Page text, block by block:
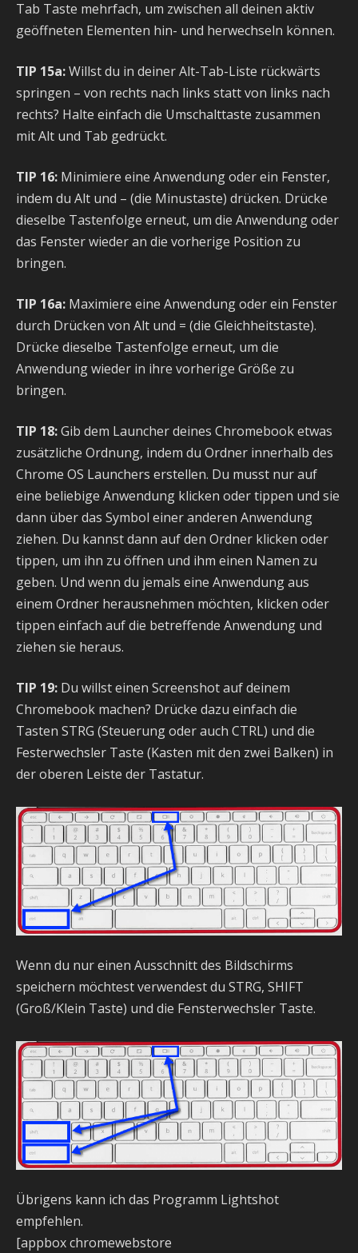
Tab Taste mehrfach, um zwischen all deinen aktiv
geöffneten Elementen hin- und herwechseln können.
TIP 15a:Willst du in deiner Alt-Tab-Liste rückwärts
springen – von rechts nach links statt von links nach
rechts? Halte einfach die Umschalttaste zusammen
mit Alt und Tab gedrückt.
TIP 16: Minimiere eine Anwendung oder ein Fenster,
indem du Alt und – (die Minustaste) drücken. Drücke
dieselbe Tastenfolge erneut, um die Anwendung oder
das Fenster wieder an die vorherige Position zu
bringen.
TIP 16a: Maximiere eine Anwendung oder ein Fenster
durch Drücken von Alt und = (die Gleichheitstaste).
Drücke dieselbe Tastenfolge erneut, um die
Anwendung wieder in ihre vorherige Größe zu
bringen.
TIP 18:Gib dem Launcher deines Chromebook etwas
zusätzliche Ordnung, indem du Ordner innerhalb des
Chrome OS Launchers erstellen. Du musst nur auf
eine beliebige Anwendung klicken oder tippen und sie
dann über das Symbol einer anderen Anwendung
ziehen. Du kannst dann auf den Ordner klicken oder
tippen, um ihn zu öffnen und ihm einen Namen zu
geben. Und wenn du jemals eine Anwendung aus
einem Ordner herausnehmen möchten, klicken oder
tippen einfach auf die betreffende Anwendung und
ziehen sie heraus.
TIP 19: Du willst einen Screenshot auf deinem
Chromebook machen? Drücke dazu einfach die
Tasten STRG (Steuerung oder auch CTRL) und die
Festerwechsler Taste (Kasten mit den zwei Balken) in
der oberen Leiste der Tastatur.
Wenn du nur einen Ausschnitt des Bildschirms
speichern möchtest verwendest du STRG, SHIFT
(Groß/Klein Taste) und die Fensterwechsler Taste.
Übrigens kann ich das Programm Lightshot
empfehlen.
[appbox chromewebstore